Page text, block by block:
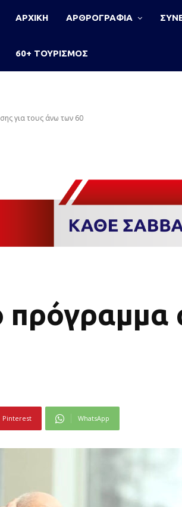
ΑΡΧΙΚΗ ΑΡΘΡΟΓΡΑΦΙΑ
60+ ΤΟΥΡΙΣΜΟΣ
για τους άνω των 60
πρόγραμμα
Pinterest WhatsApp